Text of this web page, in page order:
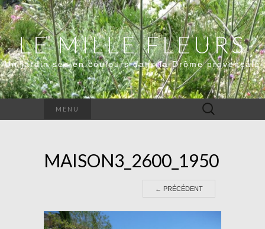
LE MILLE FLEURS
Un jardin sec en couleurs dans la Drôme provençale
MENU Rechercher :
MAISON3_2600_1950
← PRÉCÉDENT